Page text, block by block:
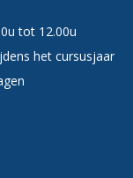
tot 12.00u
het cursusjaar